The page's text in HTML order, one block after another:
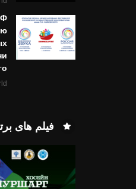
فیلم های